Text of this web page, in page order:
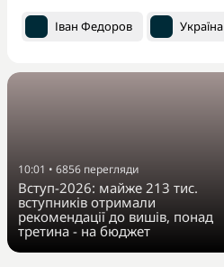
Іван Федоров Україна
10:01 • 6856 перегляди
Вступ-2026: майже 213 тис.
вступників отримали
рекомендації до вишів, понад
третина - на бюджет